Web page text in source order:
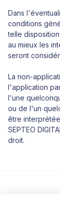
Dans
conditions
telle
au mieux les
seront
La non-
l'application par
l'une
ou de l'un
être
SEPTEO
droit.